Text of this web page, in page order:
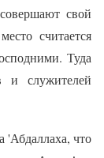
свой
считается
Туда
и служителей
'Абдаллаха, что